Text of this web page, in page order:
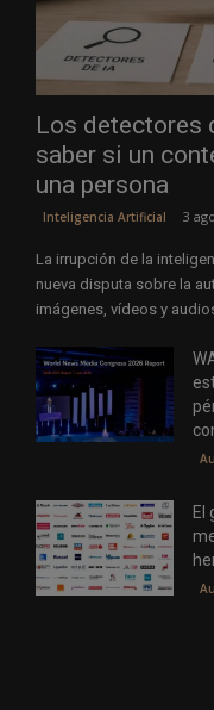
Los detectores
saber si un
una persona
Inteligencia Artificial 3
La irrupción de la
nueva disputa sobre la
imágenes, vídeos y
El